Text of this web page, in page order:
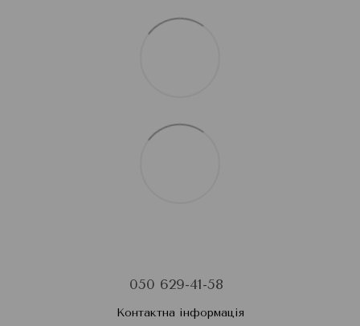
050 629-41-58
Контактна інформація